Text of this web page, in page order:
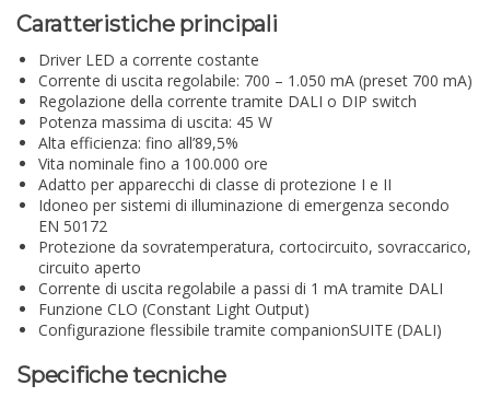
Caratteristiche principali
Driver LED a corrente costante
Corrente di uscita regolabile: 700 – 1.050 mA (preset 700 mA)
Regolazione della corrente tramite DALI o DIP switch
Potenza massima di uscita: 45 W
Alta efficienza: fino all’89,5%
Vita nominale fino a 100.000 ore
Adatto per apparecchi di classe di protezione I e II
Idoneo per sistemi di illuminazione di emergenza secondo
EN 50172
Protezione da sovratemperatura, cortocircuito, sovraccarico,
circuito aperto
Corrente di uscita regolabile a passi di 1 mA tramite DALI
Funzione CLO (Constant Light Output)
Configurazione flessibile tramite companionSUITE (DALI)
Specifiche tecniche